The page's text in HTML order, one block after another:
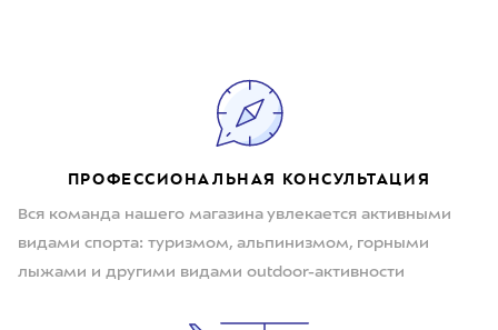
ПРОФЕССИОНАЛЬНАЯ КОНСУЛЬТАЦИЯ
Вся команда нашего магазина увлекается активными
видами спорта: туризмом, альпинизмом, горными
лыжами и другими видами outdoor-активности